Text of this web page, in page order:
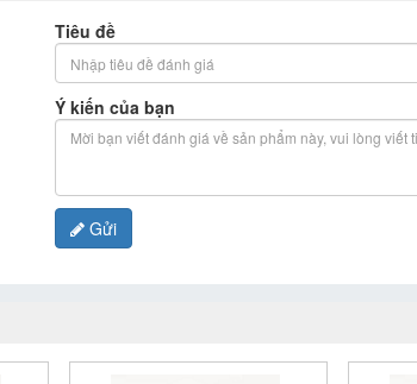
Tiêu đề
Ý kiến của bạn
Gửi